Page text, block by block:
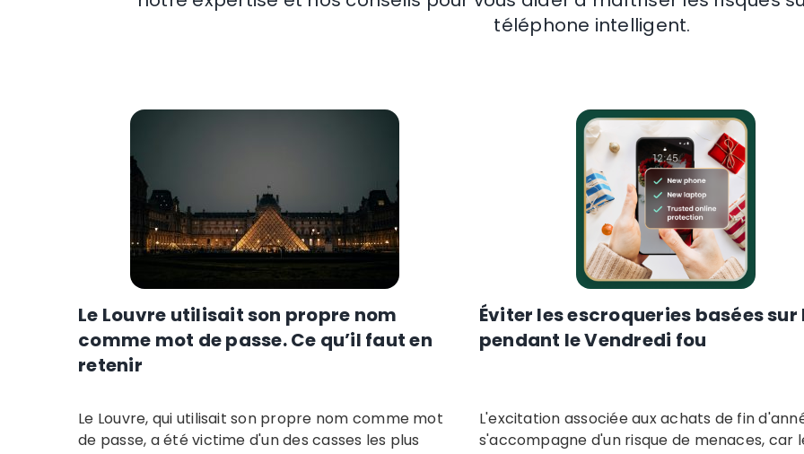
téléphone intelligent.
Le Louvre utilisait son propre nom
comme mot de passe. Ce qu’il faut en
retenir
Le Louvre, qui utilisait son propre nom comme mot
de passe, a été victime d'un des casses les plus
Éviter les escroqueries basées sur
pendant le Vendredi fou
L'excitation associée aux achats de fin
s'accompagne d'un risque de menaces, car